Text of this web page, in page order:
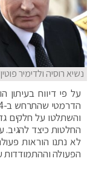
נשיא רוסיה ולדימיר
על פי דיווח בעיתון
והשתלטו על חלקים
החלטות כיצד להגיב.
לא נתנו הוראות
הפעולה וההתמודדות